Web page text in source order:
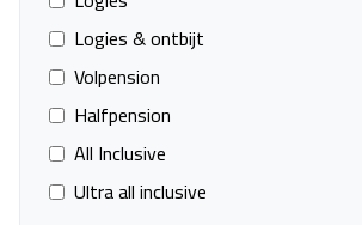
Logies & ontbijt
Volpension
Halfpension
All Inclusive
Ultra all inclusive